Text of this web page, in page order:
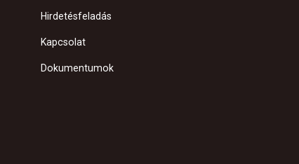
Hirdetésfeladás
Kapcsolat
Dokumentumok